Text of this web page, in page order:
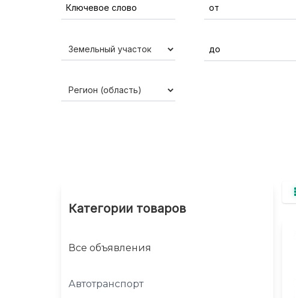
Категории товаров
Все объявления
Автотранспорт